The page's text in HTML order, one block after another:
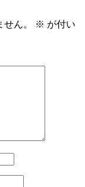
ん。 ※ が付い